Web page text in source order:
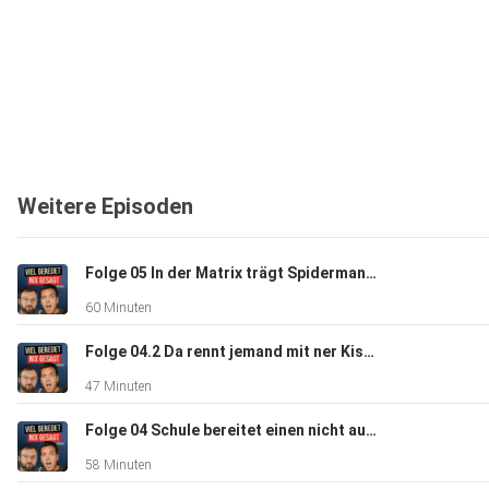
Weitere Episoden
Folge 05 In der Matrix trägt Spiderman die Maske spazieren
60 Minuten
Folge 04.2 Da rennt jemand mit ner Kiste Bier durch den Wald
47 Minuten
Folge 04 Schule bereitet einen nicht auf das Leben vor
58 Minuten